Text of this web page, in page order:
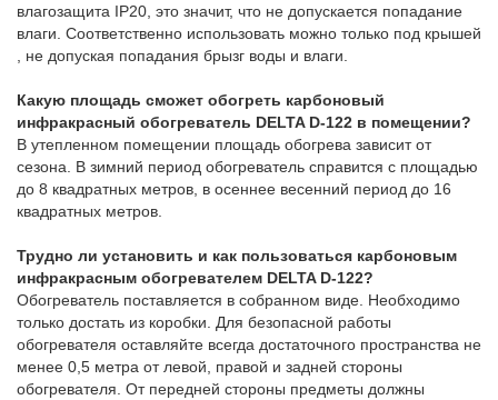
влагозащита IP20, это значит, что не допускается попадание
влаги. Соответственно использовать можно только под крышей
, не допуская попадания брызг воды и влаги.
Какую площадь сможет обогреть карбоновый
инфракрасный обогреватель DELTA D-122 в помещении?
В утепленном помещении площадь обогрева зависит от
сезона. В зимний период обогреватель справится с площадью
до 8 квадратных метров, в осеннее весенний период до 16
квадратных метров.
Трудно ли установить и как пользоваться карбоновым
инфракрасным обогревателем DELTA D-122?
Обогреватель поставляется в собранном виде. Необходимо
только достать из коробки. Для безопасной работы
обогревателя оставляйте всегда достаточного пространства не
менее 0,5 метра от левой, правой и задней стороны
обогревателя. От передней стороны предметы должны